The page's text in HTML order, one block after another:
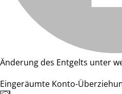
Änderung des Entgelts unter
Eingeräumte Konto-